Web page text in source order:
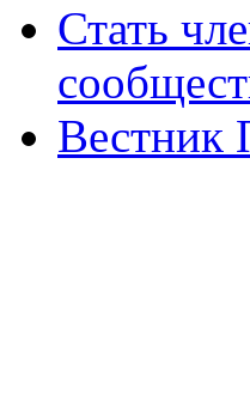
Стать